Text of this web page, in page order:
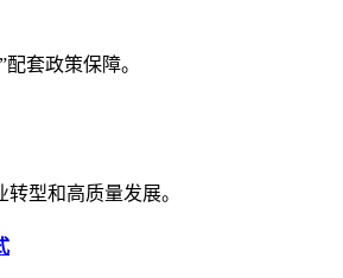
套政策保障。
型和高质量发展。